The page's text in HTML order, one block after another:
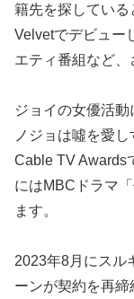
籍先を探してい
Velvetでデビュー
エティ番組など、
ジョイの女優活
ノジョは噓を愛
Cable TV Awards
にはMBCドラマ
ます。
2023年8月にスル
ーンが契約を再